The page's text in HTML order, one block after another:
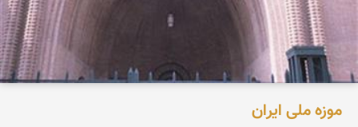
موزه ملی ایران